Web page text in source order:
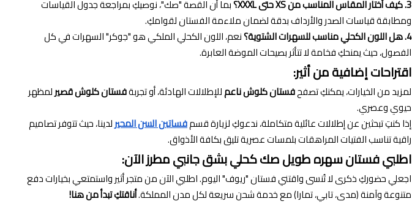
3. كيف أختار المقاس المناسب من XS حتى XXXL؟
بما أن القصة "صك"، نوصيكِ بمراجعة جدول القياسات
ومطابقة قياسات الصدر والأرداف بدقة لضمان ملاءمة الفستان لقوامكِ.
4. هل اللون الكحلي مناسب للسهرات الشتوية؟
نعم، اللون الكحلي الملكي هو "جوكر" السهرات في كل
الفصول، حيث يمنحكِ فخامة لا تتأثر بصيحات الموضة العابرة.
اقتراحات إضافية من أثير:
لمزيد من الخيارات، يمكنكِ تصفحفستان كلوش ناعمللإطلالات الهادئة، أو تجربةفستان كلوش قصيرلمظهر
حيوي وعصري.
إذا كنتِ تبحثين عن إطلالات عائلية متكاملة، ندعوكِ لزيارة قسمفساتين السن المحيرلدينا، حيث تتوفر تصاميم
راقية تناسب الفتيات المراهقات بلمسات عصرية تليق بكافة الأذواق.
اطلبي فستان سهره طويل صك كحلي بشق جانبي مطرز الآن:
اجعلي حضوركِ ذكرى لا تُنسى واقتني فستان "ريوف" اليوم. اطلبي الآن من متجر أثير واستمتعي بخيارات دفع
متنوعة وآمنة (مدى، تابي، تمارا) مع خدمة شحن سريعة لكل مدن المملكة.أناقتكِ تبدأ من هنا!